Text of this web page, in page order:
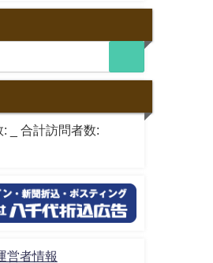
:
合計訪問者数:
営者情報